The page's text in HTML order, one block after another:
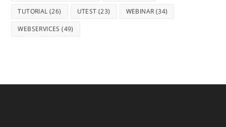
TUTORIAL (26) UTEST (23) WEBINAR (34)
WEBSERVICES (49)